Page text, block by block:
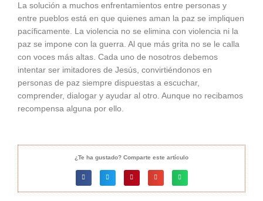
La solución a muchos enfrentamientos entre personas y
entre pueblos está en que quienes aman la paz se impliquen
pacíficamente. La violencia no se elimina con violencia ni la
paz se impone con la guerra. Al que más grita no se le calla
con voces más altas. Cada uno de nosotros debemos
intentar ser imitadores de Jesús, convirtiéndonos en
personas de paz siempre dispuestas a escuchar,
comprender, dialogar y ayudar al otro. Aunque no recibamos
recompensa alguna por ello.
¿Te ha gustado? Comparte este artículo